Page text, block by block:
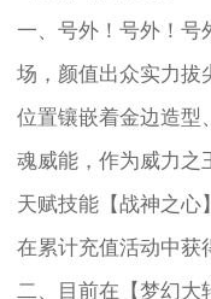
一、号外！号外！号
场，颜值出众实力拔
位置镶嵌着金边造型
魂威能，作为威力之
天赋技能【战神之心
在累计充值活动中获
二、目前在【梦幻大